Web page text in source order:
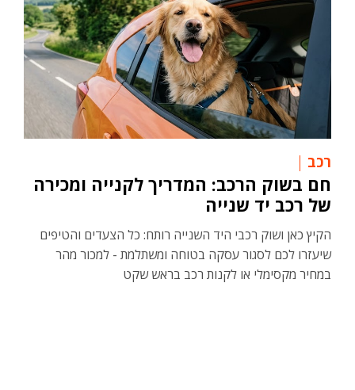
רכב
חם בשוק הרכב: המדריך לקנייה ומכירה
של רכב יד שנייה
הקיץ כאן ושוק רכבי היד השנייה רותח: כל הצעדים והטיפים
שיעזרו לכם לסגור עסקה בטוחה ומשתלמת - למכור מהר
במחיר מקסימלי או לקנות רכב בראש שקט